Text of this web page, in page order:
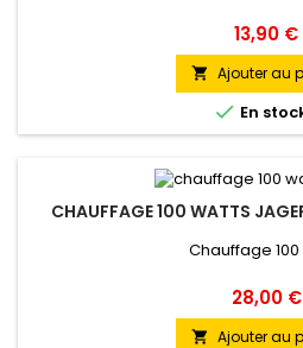
Prix
13,90 €
 Ajouter au
 En
CHAUFFAGE 100 WATTS
Chauffage
Prix
28,00 €
 Ajouter au